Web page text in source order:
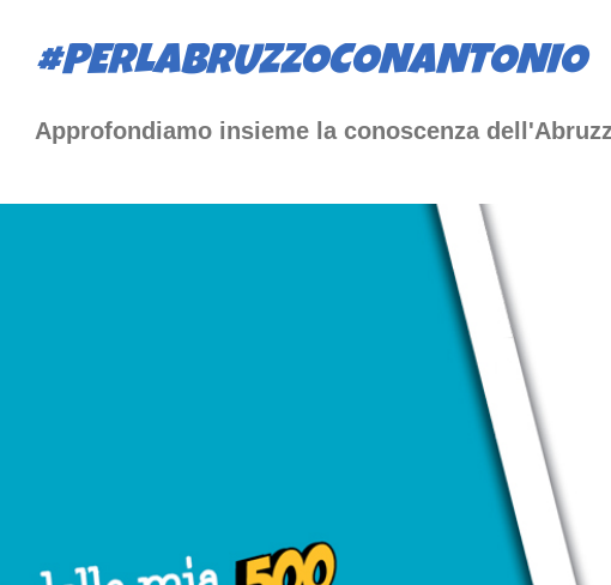
#PERLABRUZZOCONANTONIO
Approfondiamo insieme la conoscenza